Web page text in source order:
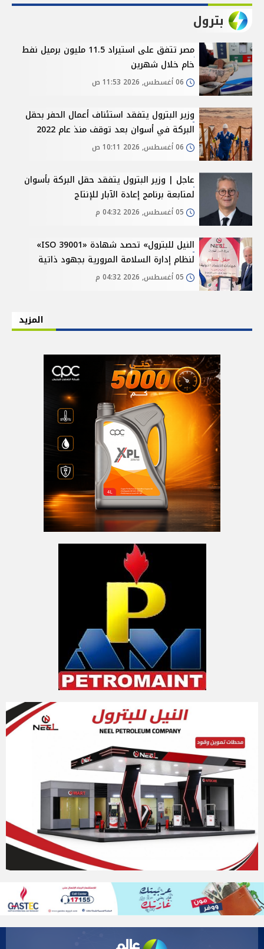
بترول
مصر تتفق على استيراد 11.5 مليون برميل نفط
خام خلال شهرين
وزير البترول يتفقد استئناف أعمال الحفر بحقل
البركة في أسوان بعد توقف منذ عام 2022
عاجل | وزير البترول يتفقد حقل البركة بأسوان
لمتابعة برنامج إعادة الآبار للإنتاج
النيل للبترول» تحصد شهادة «ISO 39001»
لنظام إدارة السلامة المرورية بجهود ذاتية
المزيد